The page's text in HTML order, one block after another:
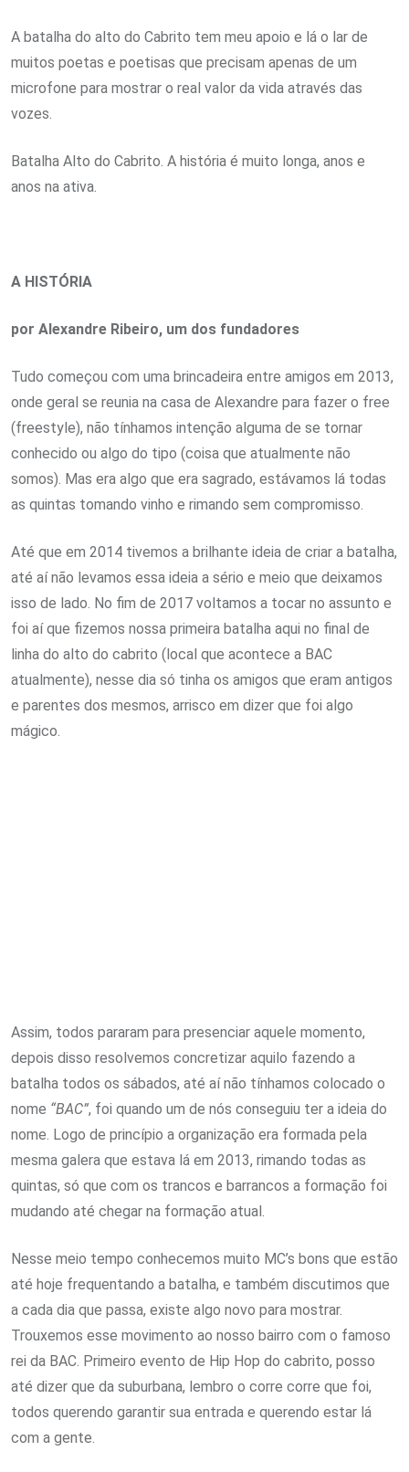
A batalha do alto do Cabrito tem meu apoio e lá o lar de
muitos poetas e poetisas que precisam apenas de um
microfone para mostrar o real valor da vida através das
vozes.
Batalha Alto do Cabrito. A história é muito longa, anos e
anos na ativa.
A HISTÓRIA
por Alexandre Ribeiro, um dos fundadores
Tudo começou com uma brincadeira entre amigos em 2013,
onde geral se reunia na casa de Alexandre para fazer o free
(freestyle), não tínhamos intenção alguma de se tornar
conhecido ou algo do tipo (coisa que atualmente não
somos). Mas era algo que era sagrado, estávamos lá todas
as quintas tomando vinho e rimando sem compromisso.
Até que em 2014 tivemos a brilhante ideia de criar a batalha,
até aí não levamos essa ideia a sério e meio que deixamos
isso de lado. No fim de 2017 voltamos a tocar no assunto e
foi aí que fizemos nossa primeira batalha aqui no final de
linha do alto do cabrito (local que acontece a BAC
atualmente), nesse dia só tinha os amigos que eram antigos
e parentes dos mesmos, arrisco em dizer que foi algo
mágico.
Assim, todos pararam para presenciar aquele momento,
depois disso resolvemos concretizar aquilo fazendo a
batalha todos os sábados, até aí não tínhamos colocado o
nome “BAC”, foi quando um de nós conseguiu ter a ideia do
nome. Logo de princípio a organização era formada pela
mesma galera que estava lá em 2013, rimando todas as
quintas, só que com os trancos e barrancos a formação foi
mudando até chegar na formação atual.
Nesse meio tempo conhecemos muito MC’s bons que estão
até hoje frequentando a batalha, e também discutimos que
a cada dia que passa, existe algo novo para mostrar.
Trouxemos esse movimento ao nosso bairro com o famoso
rei da BAC. Primeiro evento de Hip Hop do cabrito, posso
até dizer que da suburbana, lembro o corre corre que foi,
todos querendo garantir sua entrada e querendo estar lá
com a gente.